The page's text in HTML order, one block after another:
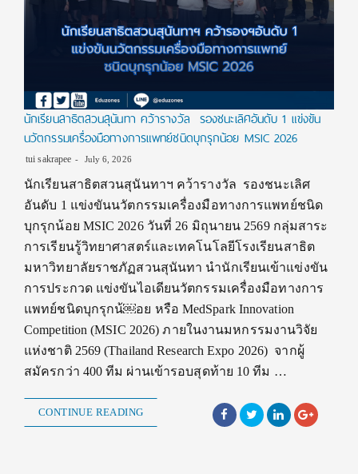
นักเรียนสาธิตสวนสุนันทา คว้ารางวัล รองชนะเลิศอันดับ 1 แข่งขัน
นวัตกรรมเครื่องมือทางการแพทย์ชนิดบุกรุกน้อย MSIC 2026
tui sakrapee July 6, 2026
นักเรียนสาธิตสวนสุนันทาฯ คว้ารางวัล รองชนะเลิศ
อันดับ 1 แข่งขันนวัตกรรมเครื่องมือทางการแพทย์ชนิด
บุกรุกน้อย MSIC 2026 วันที่ 26 มิถุนายน 2569 กลุ่มสาระ
การเรียนรู้วิทยาศาสตร์และเทคโนโลยีโรงเรียนสาธิต
มหาวิทยาลัยราชภัฏสวนสุนันทา นำนักเรียนเข้าแข่งขัน
การประกวด แข่งขันไอเดียนวัตกรรมเครื่องมือทางการ
แพทย์ชนิดบุกรุกน้￼อย หรือ MedSpark Innovation
Competition (MSIC 2026) ภายในงานมหกรรมงานวิจัย
แห่งชาติ 2569 (Thailand Research Expo 2026) จากผู้
สมัครกว่า 400 ทีม ผ่านเข้ารอบสุดท้าย 10 ทีม …
CONTINUE READING